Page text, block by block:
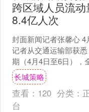
跨区域人员流
8.4亿人次
封面新闻记者张馨心 4
记者从交通运输部获
期（4月4日至6日），
流动量预计84537.8万
28179....
长城策略
查看： 120 分类：
台